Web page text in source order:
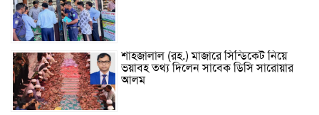
শাহজালাল (রহ.) মাজারে সিন্ডিকেট নিয়ে
ভয়াবহ তথ্য দিলেন সাবেক ডিসি সারোয়ার
আলম